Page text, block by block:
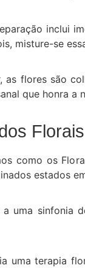
inclui
misture-se
as flores são
que honra a
como os
estados
a uma sinfonia
uma terapia